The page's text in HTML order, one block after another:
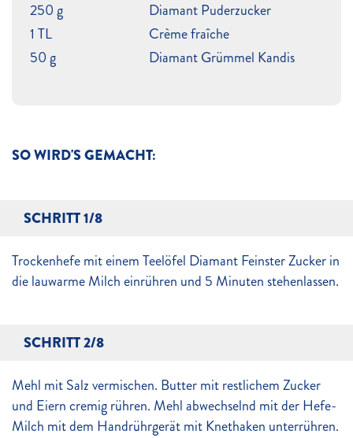
SO WIRD'S GEMACHT:
SCHRITT 1/8
Trockenhefe mit einem Teelöfel Diamant Feinster Zucker in
die lauwarme Milch einrühren und 5 Minuten stehenlassen.
SCHRITT 2/8
Mehl mit Salz vermischen. Butter mit restlichem Zucker
und Eiern cremig rühren. Mehl abwechselnd mit der Hefe-
Milch mit dem Handrührgerät mit Knethaken unterrühren.
250 g
Diamant Puderzucker
1 TL
Crème fraîche
50 g
Diamant Grümmel Kandis